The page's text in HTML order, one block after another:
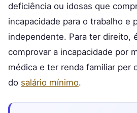
deficiência ou idosas que
incapacidade para o trabalho e
independente. Para ter direito,
comprovar a incapacidade por
médica e ter renda familiar per
do salário mínimo.